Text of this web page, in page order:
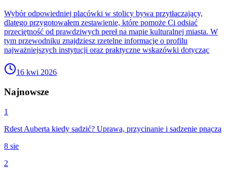
Wybór odpowiedniej placówki w stolicy bywa przytłaczający,
dlatego przygotowałem zestawienie, które pomoże Ci odsiać
przeciętność od prawdziwych pereł na mapie kulturalnej miasta. W
tym przewodniku znajdziesz rzetelne informacje o profilu
najważniejszych instytucji oraz praktyczne wskazówki dotycząc
16 kwi 2026
Najnowsze
1
Rdest Auberta kiedy sadzić? Uprawa, przycinanie i sadzenie pnącza
8 sie
2